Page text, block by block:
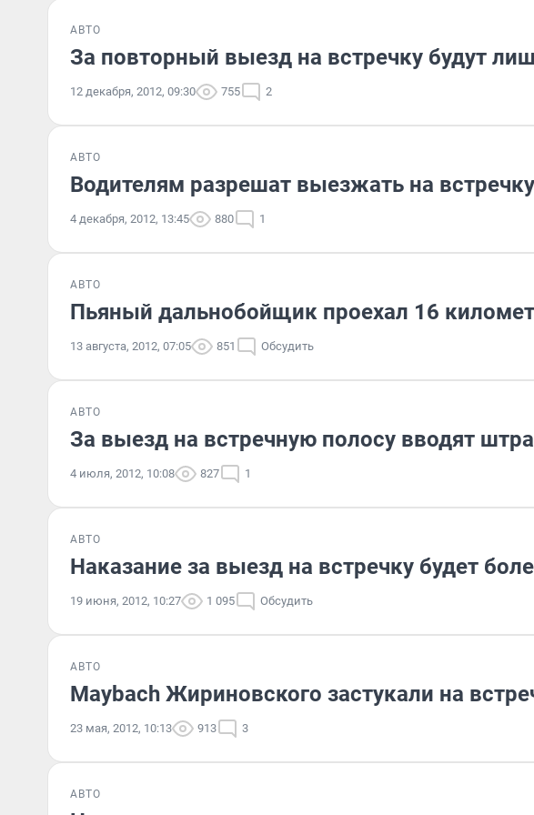
АВТО
За повторный выезд на встречку будут
12 декабря, 2012, 09:30 755 2
АВТО
Водителям разрешат выезжать на встречку
4 декабря, 2012, 13:45 880 1
АВТО
Пьяный дальнобойщик проехал 16
13 августа, 2012, 07:05 851 Обсудить
АВТО
За выезд на встречную полосу вводят
4 июля, 2012, 10:08 827 1
АВТО
Наказание за выезд на встречку будет
19 июня, 2012, 10:27 1 095 Обсудить
АВТО
Maybach Жириновского застукали на
23 мая, 2012, 10:13 913 3
АВТО